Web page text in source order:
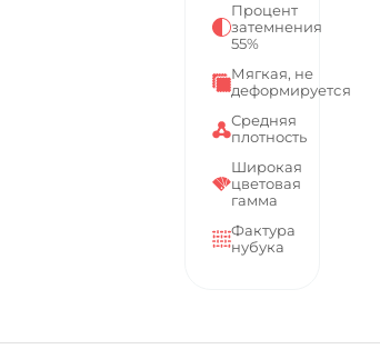
Процент
затемнения
55%
Мягкая, не
деформируется
Средняя
плотность
Широкая
цветовая
гамма
Фактура
нубука